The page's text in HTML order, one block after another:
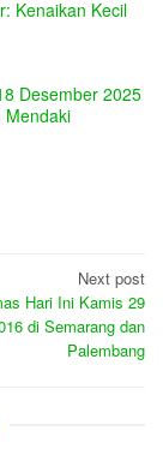
Kenaikan Kecil
Desember 2025
Mendaki
Next post
Hari Ini Kamis 29
di Semarang dan
Palembang